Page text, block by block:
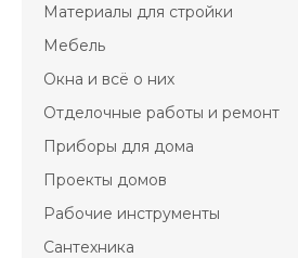
Материалы для стройки
Мебель
Окна и всё о них
Отделочные работы и ремонт
Приборы для дома
Проекты домов
Рабочие инструменты
Сантехника